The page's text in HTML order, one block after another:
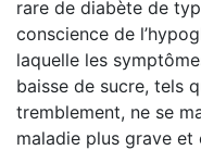
rare de diabète de
conscience de
laquelle les
baisse de sucre, tels
tremblement, ne se
maladie plus grave